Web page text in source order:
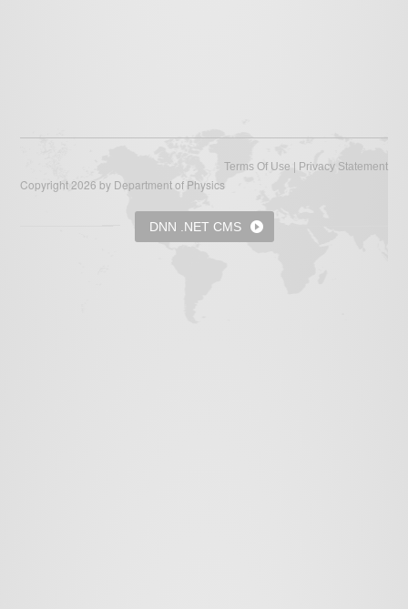
Terms Of Use | Privacy Statement
Copyright 2026 by Department of Physics
DNN .NET CMS